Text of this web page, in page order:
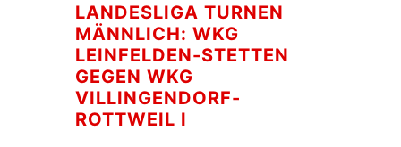
LANDESLIGA TURNEN
MÄNNLICH: WKG
LEINFELDEN-STETTEN
GEGEN WKG
VILLINGENDORF-
ROTTWEIL I